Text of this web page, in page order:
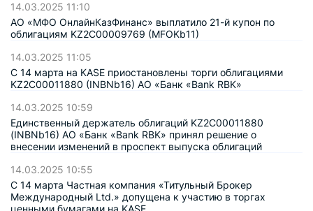
14.03.2025 11:10
АО «МФО ОнлайнКазФинанс» выплатило 21-й купон по
облигациям KZ2C00009769 (MFOKb11)
14.03.2025 11:05
С 14 марта на KASE приостановлены торги облигациями
KZ2C00011880 (INBNb16) АО «Банк «Bank RBK»
14.03.2025 10:59
Единственный держатель облигаций KZ2C00011880
(INBNb16) АО «Банк «Bank RBK» принял решение о
внесении изменений в проспект выпуска облигаций
14.03.2025 10:55
С 14 марта Частная компания «Титульный Брокер
Международный Ltd.» допущена к участию в торгах
ценными бумагами на KASE